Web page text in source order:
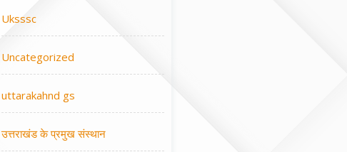
Uksssc
Uncategorized
uttarakahnd gs
उत्तराखंड के प्रमुख संस्थान